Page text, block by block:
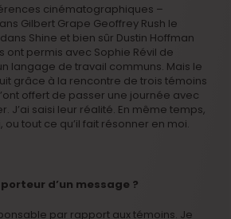
cinématographiques –
Gilbert Grape Geoffrey Rush le
Shine et bien sûr Dustin Hoffman
ont permis avec Sophie Révil de
langage de travail communs. Mais le
grâce à la rencontre de trois témoins
offert de passer une journée avec
J’ai saisi leur réalité. En même temps,
ou tout ce qu’il fait résonner en moi.
d’un message ?
par rapport aux témoins. Je